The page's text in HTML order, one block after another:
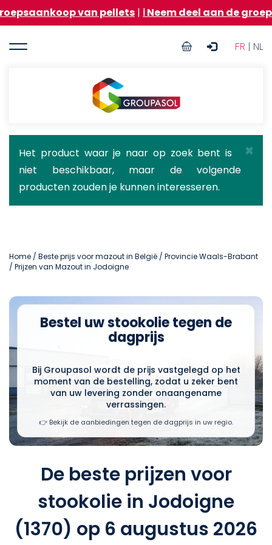
en
de
van pellets|ℹ️ Neem deel aan de
FR | NL
User
Groupasol
×
Statusbericht
Het product waar je naar op zoek bent is
niet beschikbaar, maar de volgende
producten zouden je kunnen interesseren.
Home / Beste prijs voor mazout in België / Provincie Waals-Brabant
/ Prijzen van Mazout in Jodoigne
Bestel uw stookolie tegen de
dagprijs
Bij Groupasol wordt de prijs vastgelegd op het
moment van de bestelling, zodat u zeker bent
van uw levering zonder onaangename
verrassingen.
👉 Bekijk de aanbiedingen tegen de dagprijs in uw regio.
De beste prijzen voor
stookolie in Jodoigne
(1370) op 6 augustus 2026